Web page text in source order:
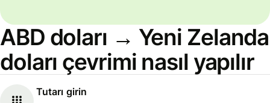
ABD doları → Yeni Zelanda
doları çevrimi nasıl yapılır
Tutarı girin